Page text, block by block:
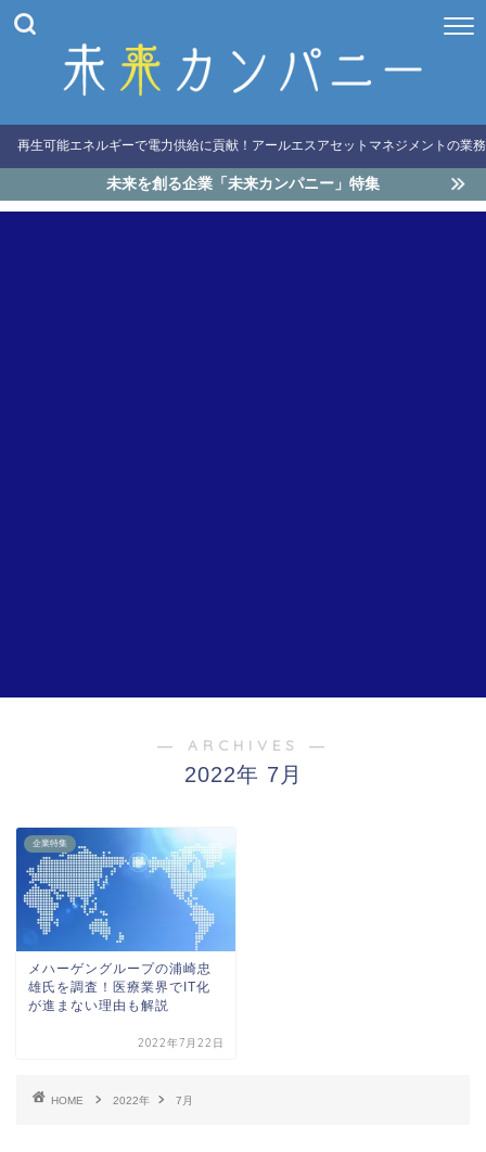
再生可能エネルギーで電力供給に貢献！アールエスアセットマネジメントの業
未来を創る企業「未来カンパニー」特集
― ARCHIVES ―
2022年 7月
企業特集
メハーゲングループの浦崎忠
雄氏を調査！医療業界でIT化
が進まない理由も解説
2022年7月22日
HOME 2022年 7月